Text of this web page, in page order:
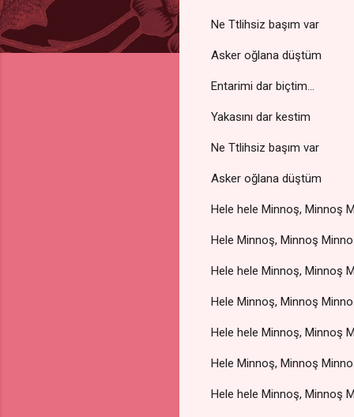
Ne Ttlihsiz başım var
Asker oğlana düştüm
Entarimi dar biçtim...
Yakasını dar kestim
Ne Ttlihsiz başım var
Asker oğlana düştüm
Hele hele Minnoş, Minnoş
Hele Minnoş, Minnoş
Hele hele Minnoş, Minnoş
Hele Minnoş, Minnoş
Hele hele Minnoş, Minnoş
Hele Minnoş, Minnoş
Hele hele Minnoş, Minnoş